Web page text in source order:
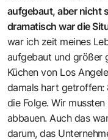
aufgebaut, aber nicht
dramatisch war die
war ich zeit meines
aufgebaut und größer
Küchen von Los
damals hart getroffen:
die Folge. Wir
abbauen. Auch das
darum, das